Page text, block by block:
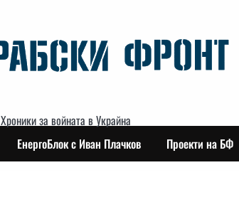
Хроники за войната в Украйна
ЕнергоБлок с Иван Плачков Проекти на БФ